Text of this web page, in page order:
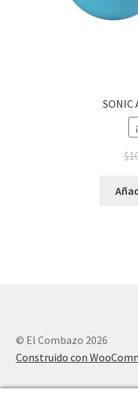
SONIC
$
© El Combazo 2026
Construido con